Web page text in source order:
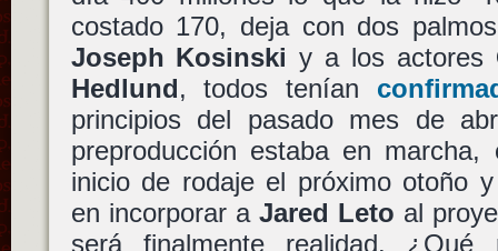
costado 170, deja con dos
Joseph Kosinski y a los actores
Hedlund, todos tenían
principios del pasado mes de
preproducción estaba en
inicio de rodaje el próximo otoño
en incorporar a Jared Leto al
será finalmente realidad.